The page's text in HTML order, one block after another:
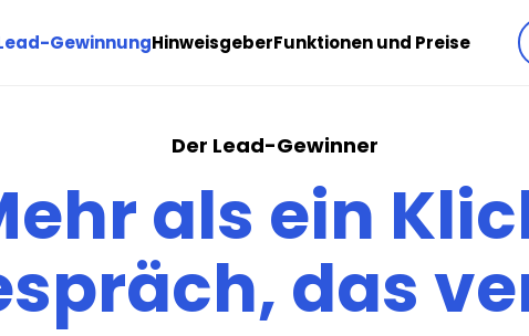
GewinnungHinweisgeberFunktionen und Preise
Der Lead-Gewinner
als ein
das